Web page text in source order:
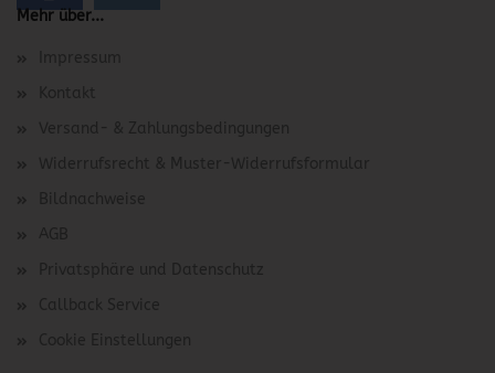
Mehr über...
Impressum
Kontakt
Versand- & Zahlungsbedingungen
Widerrufsrecht & Muster-Widerrufsformular
Bildnachweise
AGB
Privatsphäre und Datenschutz
Callback Service
Cookie Einstellungen